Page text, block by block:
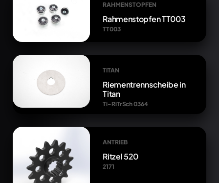
RAHMENSTOPFEN
Rahmenstopfen TT003
TT003
TITAN
Riementrennscheibe in
Titan
Ti-RiTrSch 0364
ANTRIEB
Ritzel 520
2171